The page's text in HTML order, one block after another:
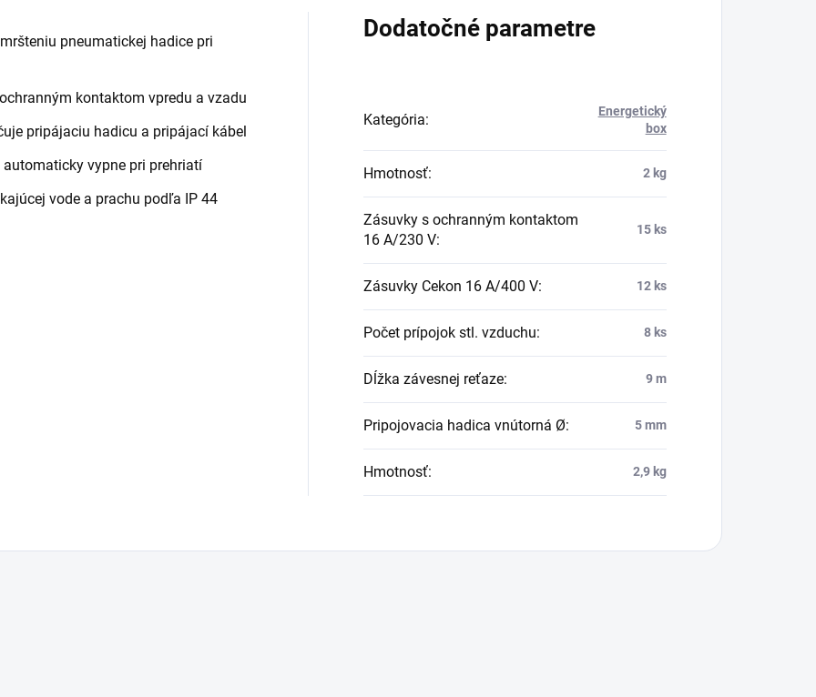
pneumatickej hadice pri
kontaktom vpredu a vzadu
pripájaciu hadicu a pripájací kábel
vypne pri prehriatí
vode a prachu podľa IP 44
Dodatočné parametre
Kategória:
Energetický
box
Hmotnosť: 2 kg
Zásuvky s ochranným kontaktom
16 A/230 V:
15 ks
Zásuvky Cekon 16 A/400 V: 12 ks
Počet prípojok stl. vzduchu: 8 ks
Dĺžka závesnej reťaze: 9 m
Pripojovacia hadica vnútorná Ø: 5 mm
Hmotnosť: 2,9 kg